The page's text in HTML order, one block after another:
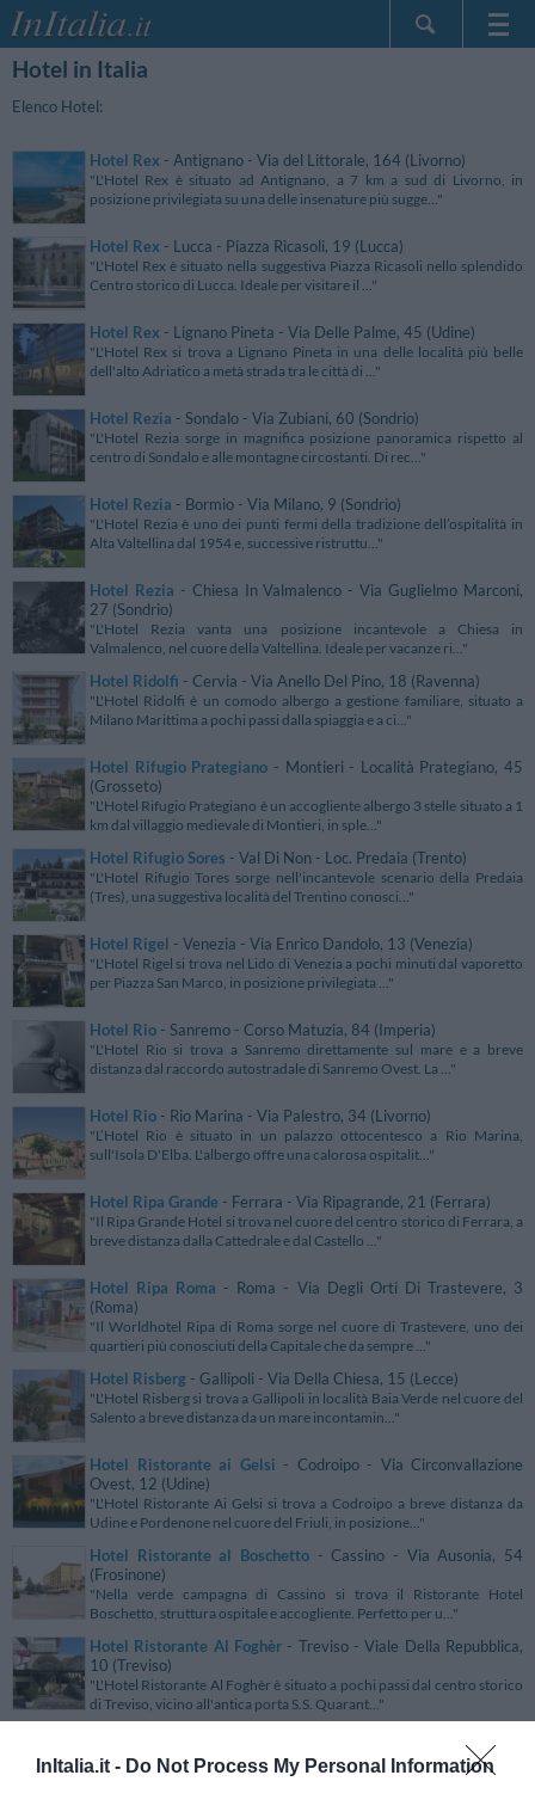
InItalia.it - Do Not Process My Personal Information
Lingua
Hotel in Italia
Elenco Hotel:
Hotel Rex - Antignano - Via del Littorale, 164 (Livorno)
"L'Hotel Rex è situato ad Antignano, a 7 km a sud di Livorno, in
posizione privilegiata su una delle insenature più sugge..."
Hotel Rex - Lucca - Piazza Ricasoli, 19 (Lucca)
"L'Hotel Rex è situato nella suggestiva Piazza Ricasoli nello splendido
Centro storico di Lucca. Ideale per visitare il ..."
Hotel Rex - Lignano Pineta - Via Delle Palme, 45 (Udine)
"L'Hotel Rex si trova a Lignano Pineta in una delle località più belle
dell'alto Adriatico a metà strada tra le città di ..."
Hotel Rezia - Sondalo - Via Zubiani, 60 (Sondrio)
"L'Hotel Rezia sorge in magnifica posizione panoramica rispetto al
centro di Sondalo e alle montagne circostanti. Di rec..."
Hotel Rezia - Bormio - Via Milano, 9 (Sondrio)
"L'Hotel Rezia è uno dei punti fermi della tradizione dell’ospitalità in
Alta Valtellina dal 1954 e, successive ristruttu..."
Hotel Rezia - Chiesa In Valmalenco - Via Guglielmo Marconi,
27 (Sondrio)
"L'Hotel Rezia vanta una posizione incantevole a Chiesa in
Valmalenco, nel cuore della Valtellina. Ideale per vacanze ri..."
Hotel Ridolfi - Cervia - Via Anello Del Pino, 18 (Ravenna)
"L'Hotel Ridolfi è un comodo albergo a gestione familiare, situato a
Milano Marittima a pochi passi dalla spiaggia e a ci..."
Hotel Rifugio Prategiano - Montieri - Località Prategiano, 45
(Grosseto)
"L'Hotel Rifugio Prategiano è un accogliente albergo 3 stelle situato a 1
km dal villaggio medievale di Montieri, in sple..."
Hotel Rifugio Sores - Val Di Non - Loc. Predaia (Trento)
"L'Hotel Rifugio Tores sorge nell'incantevole scenario della Predaia
(Tres), una suggestiva località del Trentino conosci..."
Hotel Rigel - Venezia - Via Enrico Dandolo, 13 (Venezia)
"L'Hotel Rigel si trova nel Lido di Venezia a pochi minuti dal vaporetto
per Piazza San Marco, in posizione privilegiata ..."
Hotel Rio - Sanremo - Corso Matuzia, 84 (Imperia)
"L'Hotel Rio si trova a Sanremo direttamente sul mare e a breve
distanza dal raccordo autostradale di Sanremo Ovest. La ..."
Hotel Rio - Rio Marina - Via Palestro, 34 (Livorno)
"L’Hotel Rio è situato in un palazzo ottocentesco a Rio Marina,
sull'Isola D'Elba. L'albergo offre una calorosa ospitalit..."
Hotel Ripa Grande - Ferrara - Via Ripagrande, 21 (Ferrara)
"Il Ripa Grande Hotel si trova nel cuore del centro storico di Ferrara, a
breve distanza dalla Cattedrale e dal Castello ..."
Hotel Ripa Roma - Roma - Via Degli Orti Di Trastevere, 3
(Roma)
"Il Worldhotel Ripa di Roma sorge nel cuore di Trastevere, uno dei
quartieri più conosciuti della Capitale che da sempre ..."
Hotel Risberg - Gallipoli - Via Della Chiesa, 15 (Lecce)
"L'Hotel Risberg si trova a Gallipoli in località Baia Verde nel cuore del
Salento a breve distanza da un mare incontamin..."
Hotel Ristorante ai Gelsi - Codroipo - Via Circonvallazione
Ovest, 12 (Udine)
"L'Hotel Ristorante Ai Gelsi si trova a Codroipo a breve distanza da
Udine e Pordenone nel cuore del Friuli, in posizione..."
Hotel Ristorante al Boschetto - Cassino - Via Ausonia, 54
(Frosinone)
"Nella verde campagna di Cassino si trova il Ristorante Hotel
Boschetto, struttura ospitale e accogliente. Perfetto per u..."
Hotel Ristorante Al Foghèr - Treviso - Viale Della Repubblica,
10 (Treviso)
"L'Hotel Ristorante Al Foghèr è situato a pochi passi dal centro storico
di Treviso, vicino all'antica porta S.S. Quarant..."
"L'Hotel Ristorante Al Lido è un moderno 3 stelle situato all'ingresso
della cittadina istroveneta di Muggia, in posizion..."